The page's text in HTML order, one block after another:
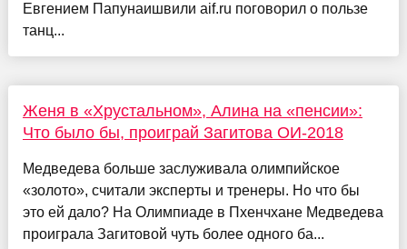
Евгением Папунаишвили aif.ru поговорил о пользе
танц...
Женя в «Хрустальном», Алина на «пенсии»:
Что было бы, проиграй Загитова ОИ-2018
Медведева больше заслуживала олимпийское
«золото», считали эксперты и тренеры. Но что бы
это ей дало? На Олимпиаде в Пхенчхане Медведева
проиграла Загитовой чуть более одного ба...